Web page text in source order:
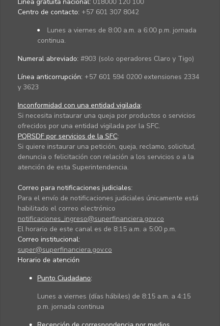
Línea gratuita nacional: 018000 120 100
Centro de contacto: +57 601 307 8042
Lunes a viernes de 8:00 a.m. a 6:00 p.m. jornada
continua.
Numeral abreviado: #903 (solo operadores Claro y Tigo)
Línea anticorrupción: +57 601 594 0200 extensiones 2334
y 3623
Inconformidad con una entidad vigilada:
Si necesita instaurar una queja por productos o servicios
ofrecidos por una entidad vigilada por la SFC.
PQRSDF por servicios de la SFC:
Si quiere instaurar una petición, queja, reclamo, solicitud,
denuncia o felicitación con relación a los servicios o a la
atención de esta Superintendencia.
Correo para notificaciones judiciales:
Para el envío de notificaciones judiciales únicamente está
habilitado el correo electrónico
notificaciones_ingreso@superfinanciera.gov.co
El horario de este canal es de 8:15 a.m. a 5:00 p.m.
Correo institucional:
super@superfinanciera.gov.co
Horario de atención
Punto Ciudadano:
Lunes a viernes (días hábiles) de 8:15 a.m. a 4:15
p.m. jornada continua